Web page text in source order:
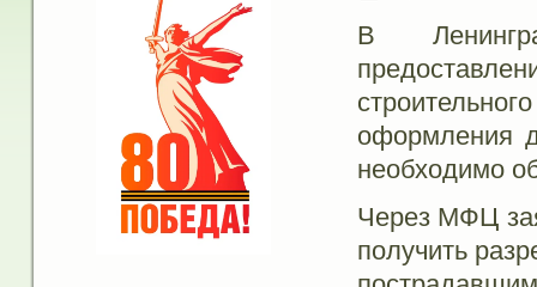
В
оформления
необходимо
Через МФЦ
получить